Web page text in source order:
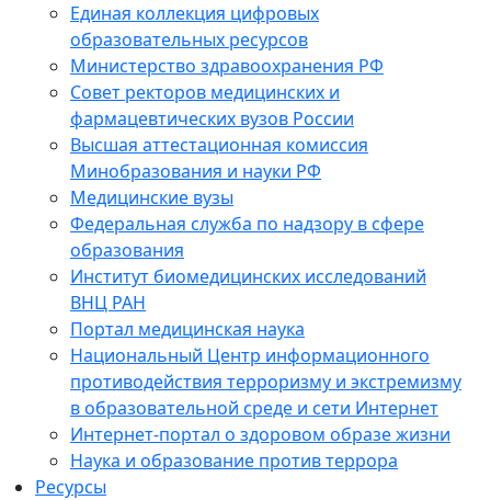
Единая коллекция цифровых
образовательных ресурсов
Министерство здравоохранения РФ
Совет ректоров медицинских и
фармацевтических вузов России
Высшая аттестационная комиссия
Минобразования и науки РФ
Медицинские вузы
Федеральная служба по надзору в сфере
образования
Институт биомедицинских исследований
ВНЦ РАН
Портал медицинская наука
Национальный Центр информационного
противодействия терроризму и экстремизму
в образовательной среде и сети Интернет
Интернет-портал о здоровом образе жизни
Наука и образование против террора
Ресурсы